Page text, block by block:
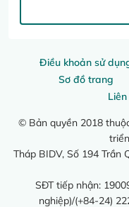
Điều khoản sử
Sơ đồ trang
© Bản quyền 2018
Tháp BIDV, Số 194 Trần
SĐT tiếp nhận:
nghiệp)/(+84-24)